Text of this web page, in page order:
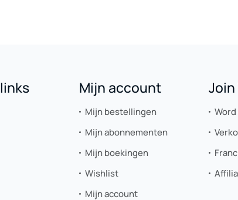
Mijn account
Mijn bestellingen
Mijn abonnementen
Mijn boekingen
Wishlist
Mijn account
Join